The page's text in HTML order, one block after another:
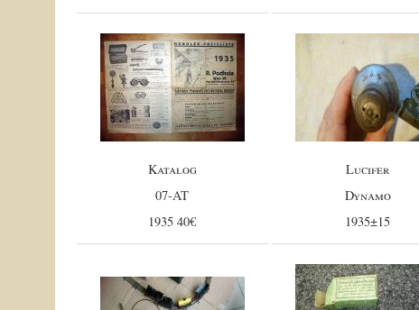
Katalog
07-AT
1935 40€
Lucifer
Dynamo
1935±15